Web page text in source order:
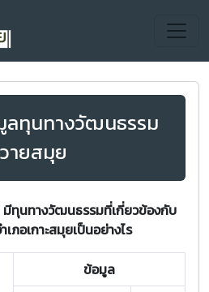
ลทุนทางวัฒนธรรม
ายสมุย
มีทุนทางวัฒนธรรมที่เกี่ยวข้องกับ
ภอเกาะสมุยเป็นอย่างไร
ข้อมูล